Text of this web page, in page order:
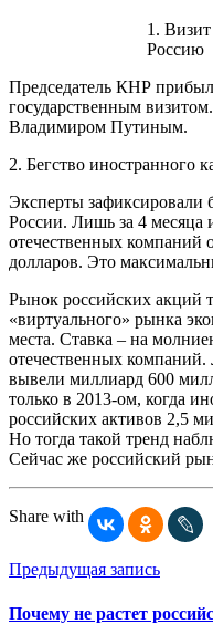
1.
Россию
Председатель КНР
государственным
Владимиром Путиным.
2. Бегство иностранного
Эксперты зафиксировали
России. Лишь за 4 месяца
отечественных компаний
долларов. Это
Рынок российских акций
«виртуального» рынка
места. Ставка – на
отечественных
вывели миллиард 600
только в 2013-ом, когда
российских активов 2,5
Но тогда такой тренд
Сейчас же российский
Share with
Предыдущая запись
Почему не растет